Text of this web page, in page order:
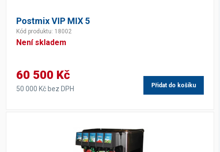
Postmix VIP MIX 5
Kód produktu: 18002
Není skladem
60 500 Kč
50 000 Kč bez DPH Přidat do košíku